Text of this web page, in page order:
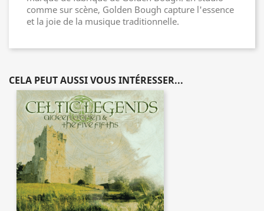
comme sur scène, Golden Bough capture l'essence
et la joie de la musique traditionnelle.
CELA PEUT AUSSI VOUS INTÉRESSER...